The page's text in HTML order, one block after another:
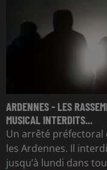
ARDENNES - LES
MUSICAL INTERDITS...
Un arrêté préfectoral
les Ardennes. Il
jusqu’à lundi dans